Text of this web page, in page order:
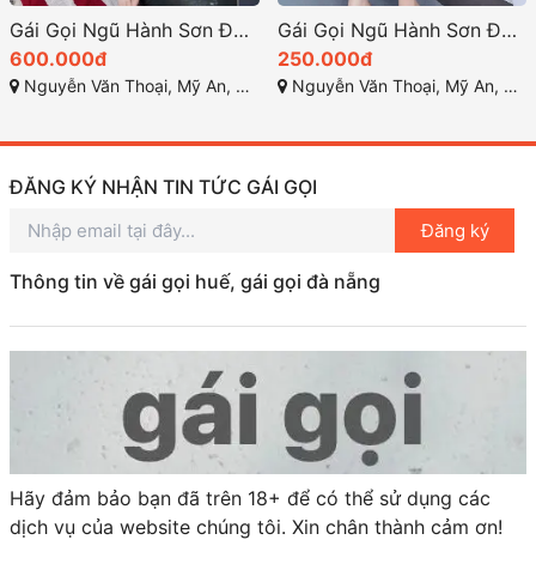
Gái Gọi Ngũ Hành Sơn Đà Nẵng: Tải Nghiệm Gái Xinh Hot Nhất 2025
600.000đ
Nguyễn Văn Thoại, Mỹ An, Ngũ Hành Sơn, Đà Nẵng
Gái Gọi Ngũ Hành Sơn Đà Nẵng – Lệ Trinh, Gái Gọi Gía Rẻ, Vú To, Bím Đẹp, Dáng Ngon Bốc Lửa Tại TP Đà Nẵng
250.000đ
Nguyễn Văn Thoại, Mỹ An, Ngũ Hành Sơn, Đà Nẵng
ĐĂNG KÝ NHẬN TIN TỨC GÁI GỌI
Đăng ký
Thông tin về gái gọi huế, gái gọi đà nẵng
Hãy đảm bảo bạn đã trên 18+ để có thể sử dụng các
dịch vụ của website chúng tôi. Xin chân thành cảm ơn!